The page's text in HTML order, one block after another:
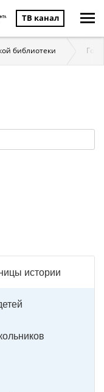
ТВ канал
библиотеки
истории